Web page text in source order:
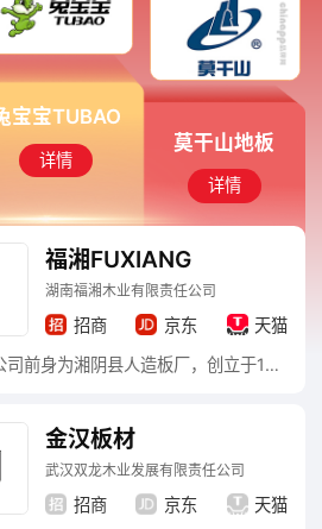
宝宝TUBAO
详情
莫干山地板
详情
福湘FUXIANG
湖南福湘木业有限责任公司
招商 京东
天猫
湖南福湘木业有限责任公司前身为湘阴县人造板厂，创立于1993年，是一家涵盖板材、全屋定制、易装、木门、乳胶、石膏板、地板、五金等产品的多元化装饰建材企业。是国家林业重点龙头企业、国家高新技术企业、湖南省农业产业化龙头企业。
金汉板材
武汉双龙木业发展有限责任公司
招商 京东
天猫